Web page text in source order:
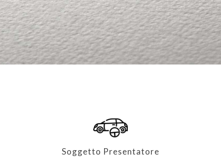
Soggetto Presentatore